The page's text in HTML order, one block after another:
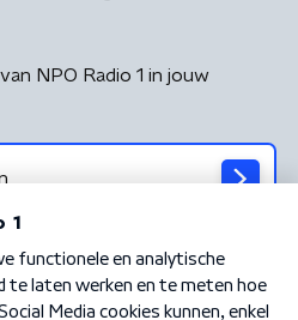
NPO Radio 1 in jouw